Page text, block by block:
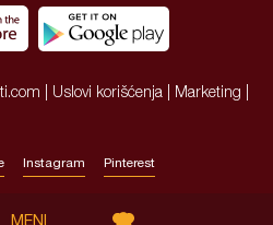
| Uslovi korišćenja Marketing
Instagram Pinterest